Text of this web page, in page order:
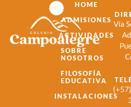
HOME
ADMISIONES
ACTIVIDADES
SOBRE
NOSOTROS
FILOSOFÍA
EDUCATIVA
INSTALACIONES
Vía